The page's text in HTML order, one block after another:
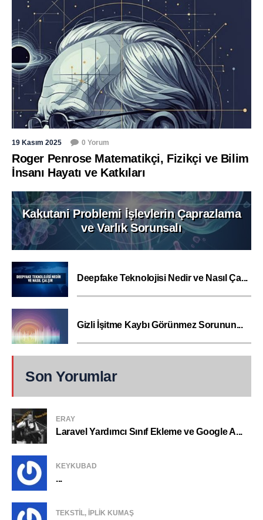
19 Kasım 2025 0 Yorum
Roger Penrose Matematikçi, Fizikçi ve Bilim
İnsanı Hayatı ve Katkıları
Kakutani Problemi İşlevlerin Çaprazlama
ve Varlık Sorunsalı
Deepfake Teknolojisi Nedir ve Nasıl Ça...
Gizli İşitme Kaybı Görünmez Sorunun...
Son Yorumlar
ERAY
Laravel Yardımcı Sınıf Ekleme ve Google A...
KEYKUBAD
...
TEKSTIL, IPLIK KUMAŞ